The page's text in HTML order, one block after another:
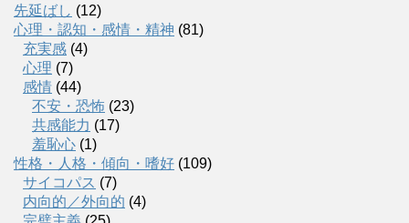
先延ばし (12)
心理・認知・感情・精神 (81)
充実感 (4)
心理 (7)
感情 (44)
不安・恐怖 (23)
共感能力 (17)
羞恥心 (1)
性格・人格・傾向・嗜好 (109)
サイコパス (7)
内向的／外向的 (4)